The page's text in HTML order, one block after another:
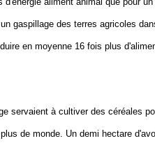
gaspillage des terres agricoles
en moyenne 16 fois plus
servaient à cultiver des céréales
de monde. Un demi hectare